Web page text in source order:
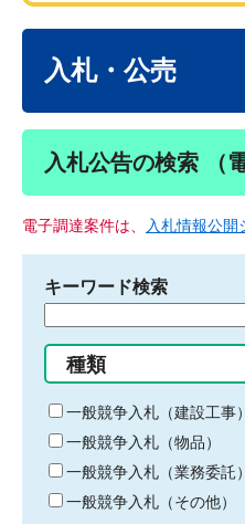
入札・公売
入札公告の検索 （
電子調達案件は、 入札情報公開
キーワード検索
る
キ
ー
ワ
ー
ド
種類
一般競争入札（建設工事）
一般競争入札（物品）
一般競争入札（業務委託）
一般競争入札（その他）